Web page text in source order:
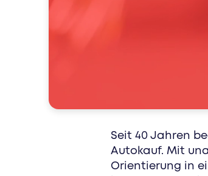
data
special
Seit 40 Jahren
Autokauf. Mit
Orientierung in